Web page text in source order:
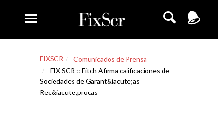
FIXSCR
Comunicados de Prensa
FIX SCR :: Fitch Afirma calificaciones de
Sociedades de Garant&iacute;as
Rec&iacute;procas